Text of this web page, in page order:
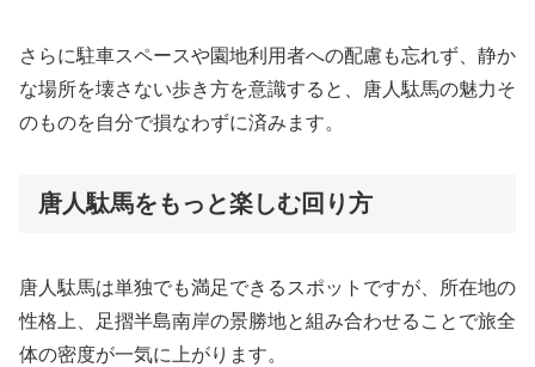
さらに駐車スペースや園地利用者への配慮も忘れず、静か
な場所を壊さない歩き方を意識すると、唐人駄馬の魅力そ
のものを自分で損なわずに済みます。
唐人駄馬をもっと楽しむ回り方
唐人駄馬は単独でも満足できるスポットですが、所在地の
性格上、足摺半島南岸の景勝地と組み合わせることで旅全
体の密度が一気に上がります。